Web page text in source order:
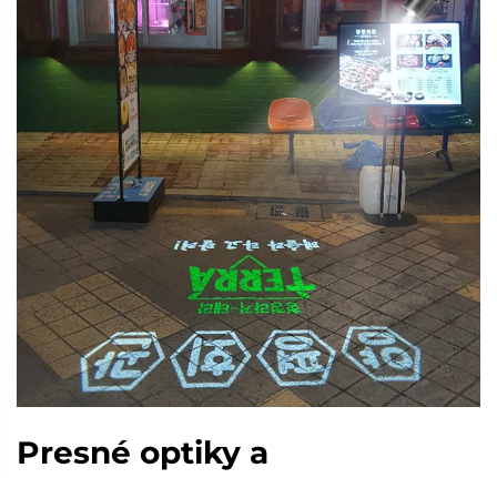
Presné optiky a